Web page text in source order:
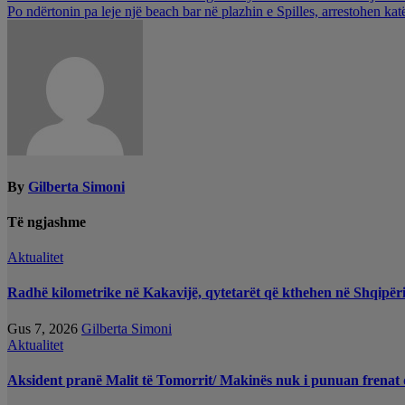
te
Po ndërtonin pa leje një beach bar në plazhin e Spilles, arrestohen
By Gilberta Simoni
Të ngjashme
Aktualitet
Radhë kilometrike në Kakavijë, qytetarët që kthehen në
Gus 7, 2026 Gilberta Simoni
Aktualitet
Aksident pranë Malit të Tomorrit/ Makinës nuk i punuan frenat